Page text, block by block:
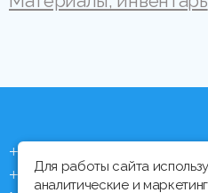
+375 (44) 704 92 06
+375 (17) 373 21 33
Для работы сайта
аналитические и